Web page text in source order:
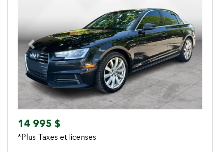
Previous Next
14 995 $
*Plus Taxes et licenses